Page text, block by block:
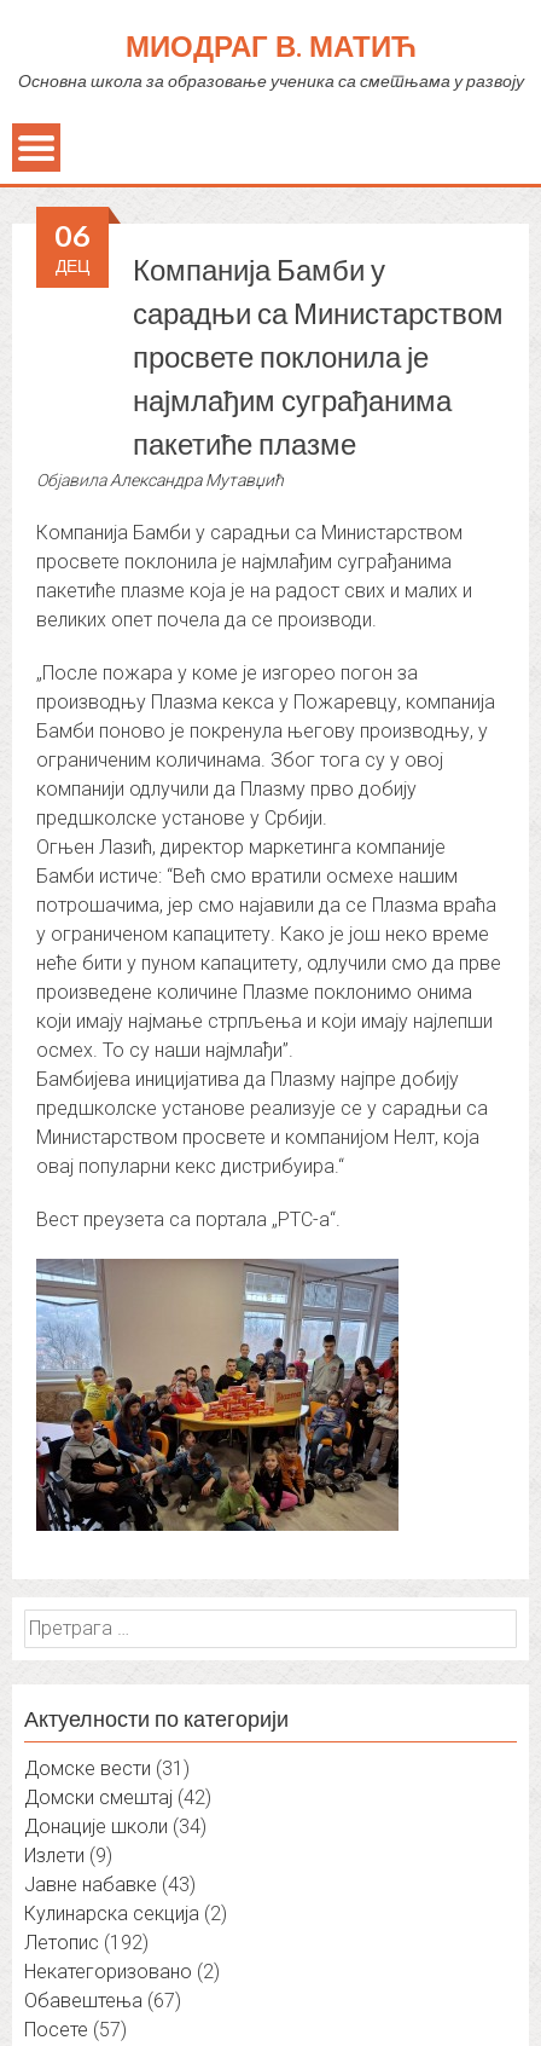
МИОДРАГ В. МАТИЋ
Основна школа за образовање ученика са сметњама у развоју
Компанија Бамби у
сарадњи са Министарством
просвете поклонила је
најмлађим суграђанима
пакетиће плазме
06
ДЕЦ
ОбјавилаАлександра Мутавџић
Компанија Бамби у сарадњи са Министарством
просвете поклонила је најмлађим суграђанима
пакетиће плазме која је на радост свих и малих и
великих опет почела да се производи.
„После пожара у коме је изгорео погон за
производњу Плазма кекса у Пожаревцу, компанија
Бамби поново је покренула његову производњу, у
ограниченим количинама. Због тога су у овој
компанији одлучили да Плазму прво добију
предшколске установе у Србији.
Огњен Лазић, директор маркетинга компаније
Бамби истиче: “Већ смо вратили осмехе нашим
потрошачима, јер смо најавили да се Плазма враћа
у ограниченом капацитету. Како је још неко време
неће бити у пуном капацитету, одлучили смо да прве
произведене количине Плазме поклонимо онима
који имају најмање стрпљења и који имају најлепши
осмех. То су наши најмлађи”.
Бамбијева иницијатива да Плазму најпре добију
предшколске установе реализује се у сарадњи са
Министарством просвете и компанијом Нелт, која
овај популарни кекс дистрибуира.“
Вест преузета са портала „РТС-а“.
Претрага
за:
Актуелности по категорији
Домске вести (31)
Домски смештај (42)
Донације школи (34)
Излети (9)
Јавне набавке (43)
Кулинарска секција (2)
Летопис (192)
Некатегоризовано (2)
Обавештења (67)
Посете (57)